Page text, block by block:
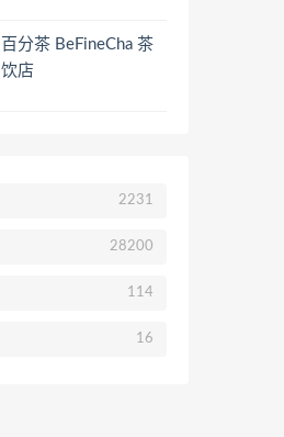
百分茶 BeFineCha 茶
饮店
2231
28200
114
16